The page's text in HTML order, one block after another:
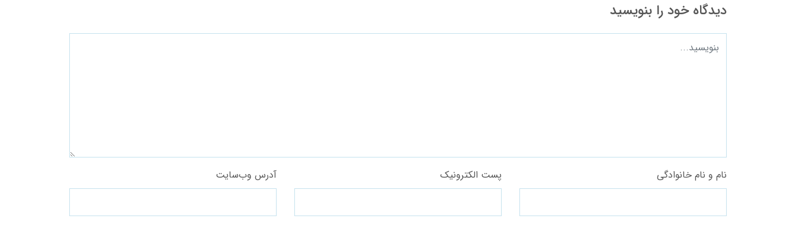
دیدگاه خود را بنویسید
نام و نام خانوادگی پست الکترونیک آدرس وب‌سایت